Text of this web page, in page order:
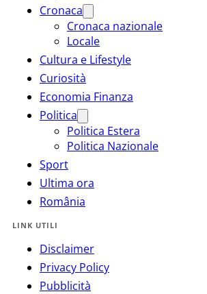
Cronaca
Cronaca nazionale
Locale
Cultura e Lifestyle
Curiosità
Economia Finanza
Politica
Politica Estera
Politica Nazionale
Sport
Ultima ora
România
LINK UTILI
Disclaimer
Privacy Policy
Pubblicità